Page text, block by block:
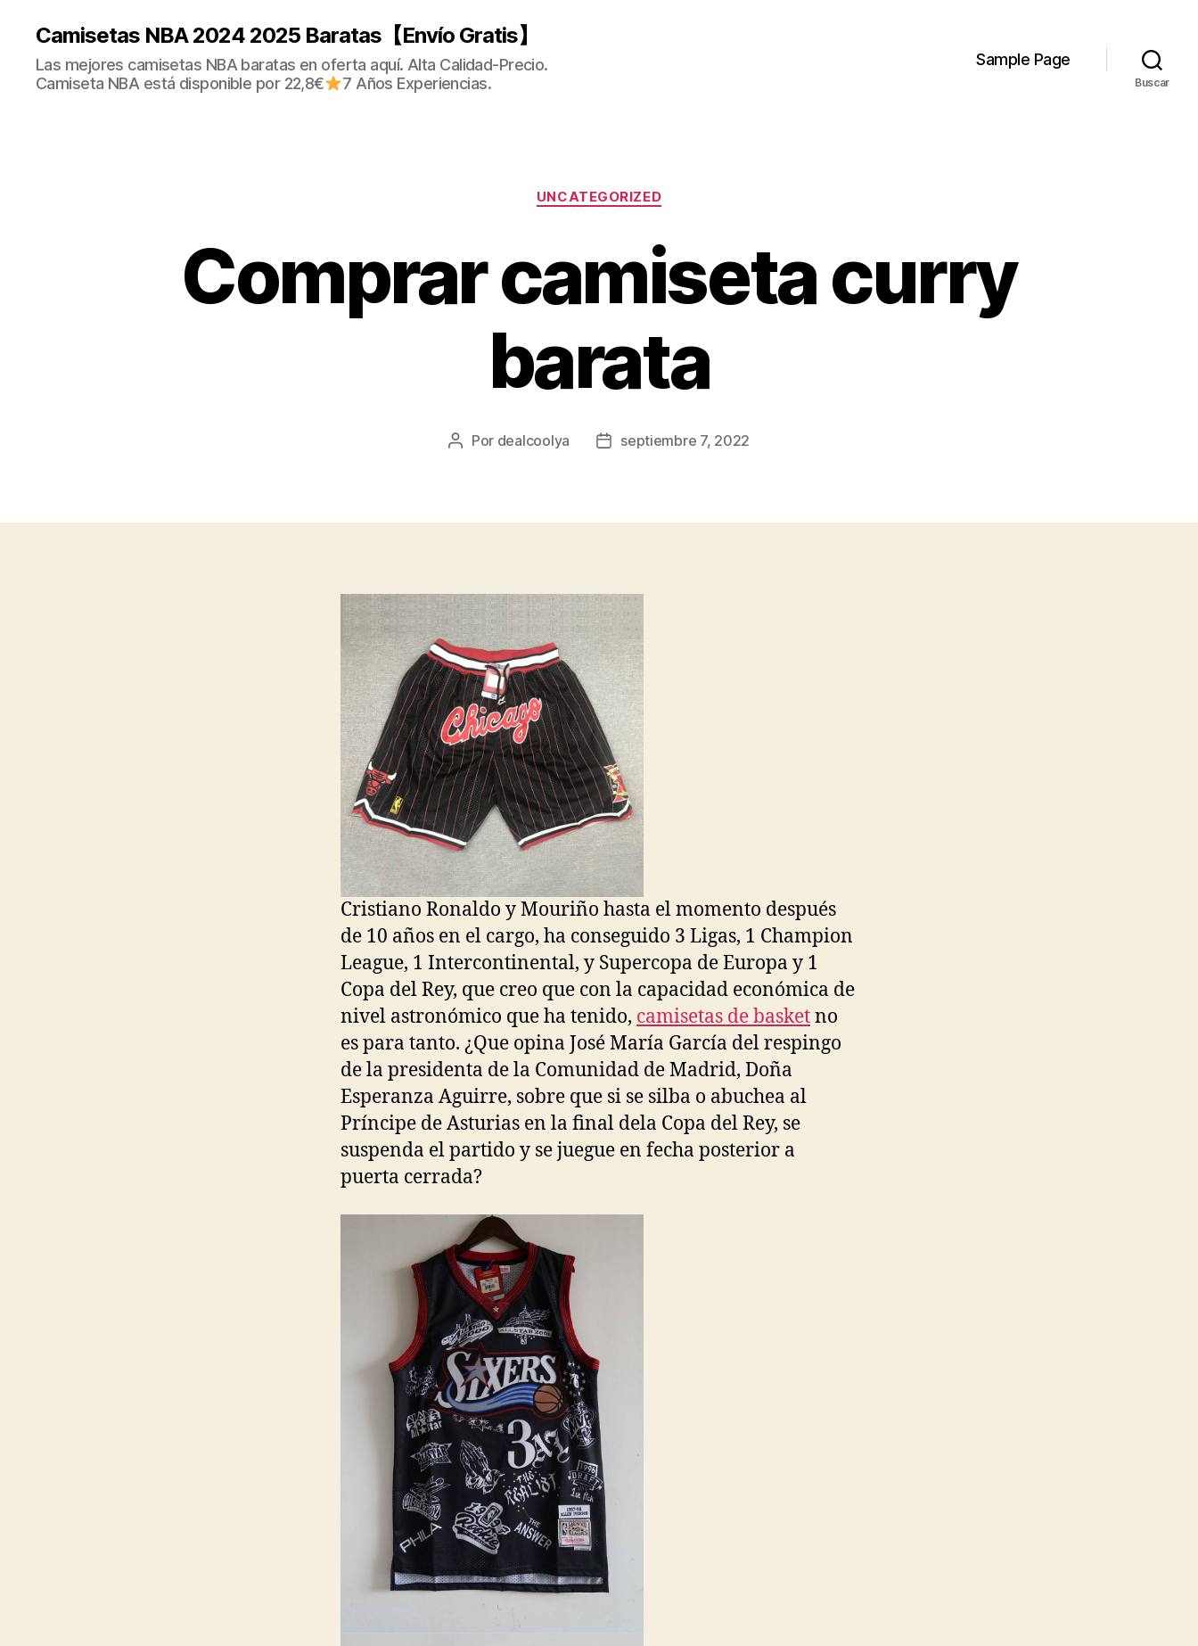
Camisetas NBA 2024 2025 Baratas【Envío Gratis】
Las mejores camisetas NBA baratas en oferta aquí. Alta Calidad-Precio.
Camiseta NBA está disponible por 22,8€
7 Años Experiencias.
Sample Page
Buscar
Categorías
UNCATEGORIZED
Comprar camiseta curry
barata
Autor
Por dealcoolya
Fechaseptiembre 7, 2022
Cristiano Ronaldo y Mouriño hasta el momento después
de 10 años en el cargo, ha conseguido 3 Ligas, 1 Champion
League, 1 Intercontinental, y Supercopa de Europa y 1
Copa del Rey, que creo que con la capacidad económica de
nivel astronómico que ha tenido, camisetas de basketno
es para tanto. ¿Que opina José María García del respingo
de la presidenta de la Comunidad de Madrid, Doña
Esperanza Aguirre, sobre que si se silba o abuchea al
Príncipe de Asturias en la final dela Copa del Rey, se
suspenda el partido y se juegue en fecha posterior a
puerta cerrada?